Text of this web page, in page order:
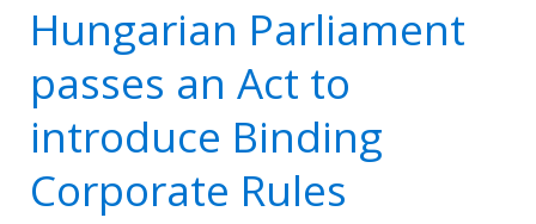
Hungarian Parliament
passes an Act to
introduce Binding
Corporate Rules
Hungarian
Parliament
passes
an
Act
to
introduce